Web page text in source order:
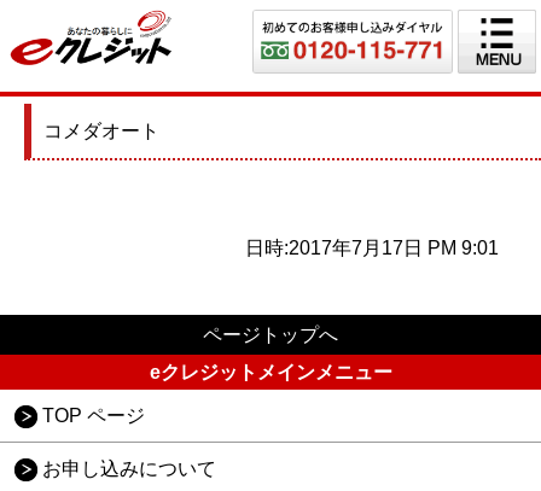
コメダオート
日時:2017年7月17日 PM 9:01
ページトップへ
eクレジットメインメニュー
TOP ページ
お申し込みについて